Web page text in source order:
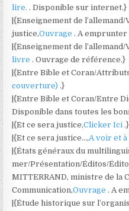
lire.. Disponible sur internet.}
|{Enseignement de
justice,Ouvrage. A
|{Enseignement de
livre. Ouvrage de référence.}
|{Entre Bible et Coran/
couverture).}
|{Entre Bible et Coran/Entre
Disponible dans toutes les
|{Et ce sera justice,Clicker Ici.}
|{Et ce sera justice…,A voir et
|{États généraux du
mer/Présentation/Éditos/
MITTERRAND, ministre de la
Communication,Ouvrage. A
|{Étude historique sur